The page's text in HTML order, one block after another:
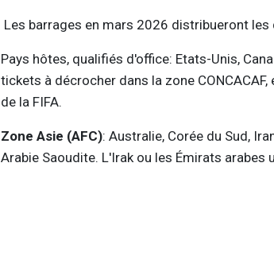
Les barrages en mars 2026 distribueront
Pays hôtes, qualifiés d'office: Etats-Unis,
tickets à décrocher dans la zone
de la FIFA.
Zone Asie (AFC): Australie, Corée du Sud,
Arabie Saoudite. L'Irak ou les Émirats arabes